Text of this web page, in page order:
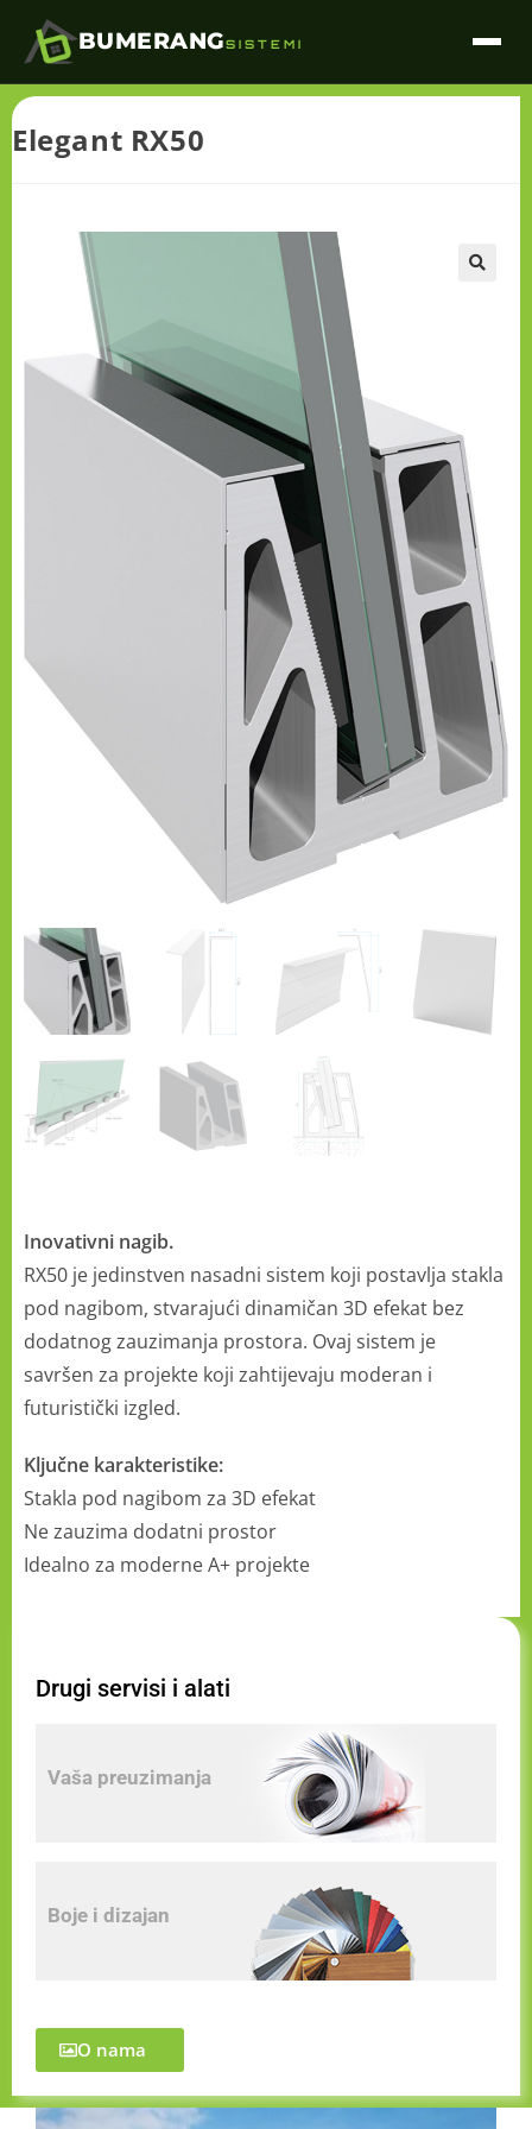
BUMERANGSISTEMI
Elegant RX50
Inovativni nagib.
RX50 je jedinstven nasadni sistem koji postavlja stakla
pod nagibom, stvarajući dinamičan 3D efekat bez
dodatnog zauzimanja prostora. Ovaj sistem je
savršen za projekte koji zahtijevaju moderan i
futuristički izgled.
Ključne karakteristike:
Stakla pod nagibom za 3D efekat
Ne zauzima dodatni prostor
Idealno za moderne A+ projekte
Drugi servisi i alati
Vaša preuzimanja
Boje i dizajan
O nama